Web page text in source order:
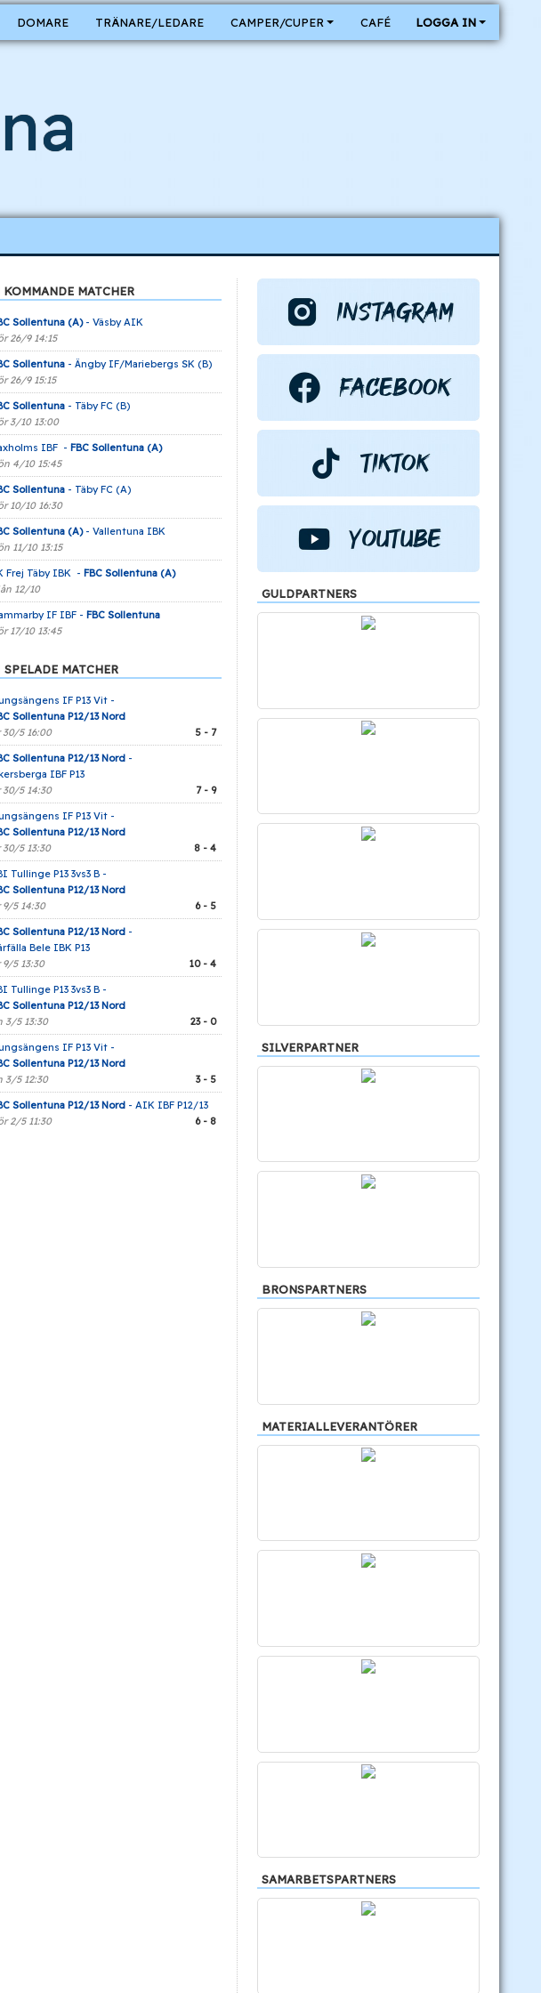
DOMARE TRÄNARE/LEDARE CAMPER/CUPER CAFÉ LOGGA IN
KOMMANDE MATCHER
Sollentuna (A)- Väsby AIK
26/9 14:15
Sollentuna- Ängby IF/Mariebergs SK (B)
26/9 15:15
Sollentuna- Täby FC (B)
3/10 13:00
IBF - FBC Sollentuna (A)
4/10 15:45
Sollentuna- Täby FC (A)
10/10 16:30
Sollentuna (A)- Vallentuna IBK
11/10 13:15
Frej Täby IBK - FBC Sollentuna (A)
12/10
IF IBF - FBC Sollentuna
17/10 13:45
SPELADE MATCHER
IF P13 Vit -
Sollentuna P12/13 Nord
30/5 16:00
5 - 7
Sollentuna P12/13 Nord-
IBF P13
30/5 14:30
7 - 9
IF P13 Vit -
Sollentuna P12/13 Nord
30/5 13:30
8 - 4
Tullinge P13 3vs3 B -
Sollentuna P12/13 Nord
9/5 14:30
6 - 5
Sollentuna P12/13 Nord-
Bele IBK P13
9/5 13:30
10 - 4
Tullinge P13 3vs3 B -
Sollentuna P12/13 Nord
3/5 13:30
23 - 0
IF P13 Vit -
Sollentuna P12/13 Nord
3/5 12:30
3 - 5
Sollentuna P12/13 Nord- AIK IBF P12/13
2/5 11:30
6 - 8
GULDPARTNERS
SILVERPARTNER
BRONSPARTNERS
MATERIALLEVERANTÖRER
SAMARBETSPARTNERS